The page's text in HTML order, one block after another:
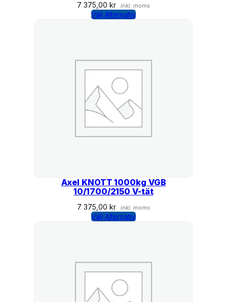
7 375,00kr inkl. moms
Välj Alternativ
Axel KNOTT 1000kg VGB
10/1700/2150 V-tät
7 375,00kr inkl. moms
Välj Alternativ